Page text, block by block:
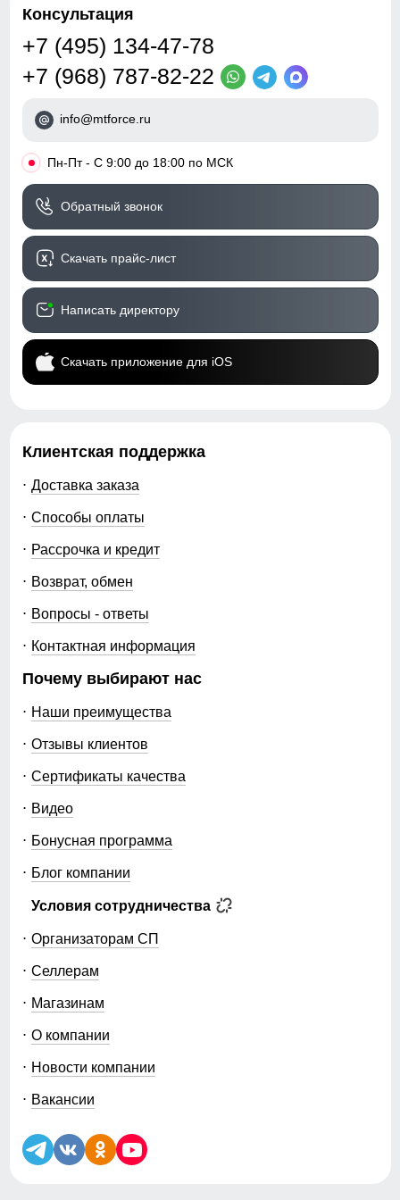
Дизайн и стиль
Вид одежды
Горнолыжная/Свободная/
Утепленная модель
Вид принта
Комбинированный/
Коллекция
Упаковка и размеры
Тип упаковки
Цвета салатовый
Габариты (ДхШхВ)
Описание
ВНИМАНИЕ!!! Товар который куплен с уценкой не
подлежит возврату и обмену.
Консультация
+7 (495) 134-47-78
+7 (968) 787-82-22
info@mtforce.ru
• Пн-Пт - С 9:00 до 18:00 по МСК
Обратный звонок
Скачать прайс-лист
Написать директору
Скачать приложение для iOS
Клиентская поддержка
Доставка заказа
Способы оплаты
Рассрочка и кредит
Возврат, обмен
Вопросы - ответы
Контактная информация
Почему выбирают нас
Наши преимущества
Отзывы клиентов
Сертификаты качества
Видео
Бонусная программа
Блог компании
Условия сотрудничества
Организаторам СП
Селлерам
Магазинам
О компании
Новости компании
Вакансии